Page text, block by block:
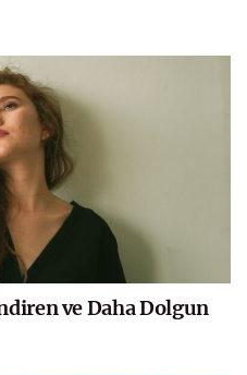
ve Daha Dolgun